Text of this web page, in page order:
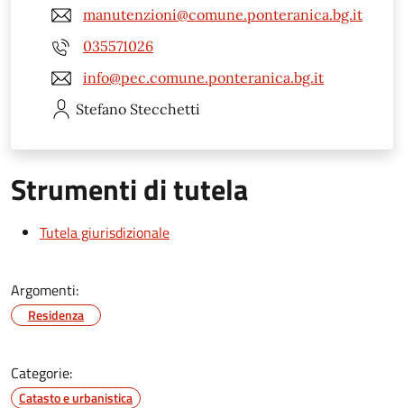
manutenzioni@comune.ponteranica.bg.it
035571026
info@pec.comune.ponteranica.bg.it
Stefano Stecchetti
Strumenti di tutela
Tutela giurisdizionale
Argomenti:
Residenza
Categorie:
Catasto e urbanistica